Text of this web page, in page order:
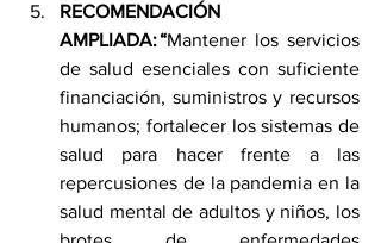
RECOMENDACIÓN
AMPLIADA: “Mantener los servicios
de salud esenciales con suficiente
financiación, suministros y recursos
humanos; fortalecer los sistemas de
salud para hacer frente a las
repercusiones de la pandemia en la
salud mental de adultos y niños, los